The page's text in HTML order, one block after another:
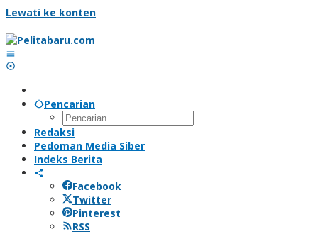
Lewati ke konten
Pencarian
Redaksi
Pedoman Media Siber
Indeks Berita
Facebook
Twitter
Pinterest
RSS